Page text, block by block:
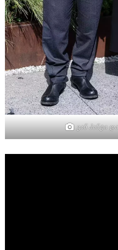
ვან ჰანტი